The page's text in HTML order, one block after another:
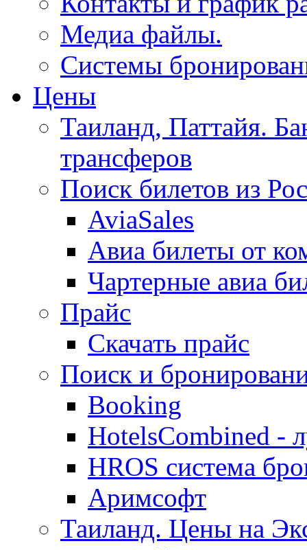
Медиа файлы.
Системы
Цены
Таиланд, Паттайя.
трансферов
Поиск билетов из
AviaSales
Авиа билеты от
Чартерные авиа
Прайс
Скачать прайс
Поиск и
Booking
HotelsCombined -
HROS система
Аримсофт
Таиланд. Цены на